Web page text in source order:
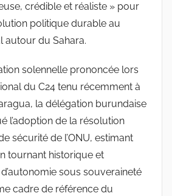
crédible et réaliste » pour
politique durable au
autour du Sahara.
solennelle prononcée lors
du C24 tenu récemment à
la délégation burundaise
l’adoption de la résolution
sécurité de l’ONU, estimant
tournant historique et
sous souveraineté
cadre de référence du